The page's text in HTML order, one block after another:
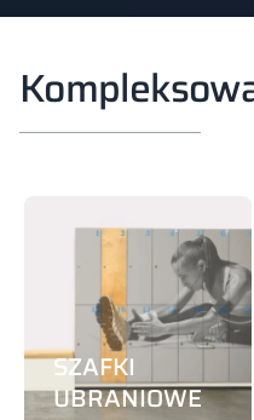
SZAFKI
UBRANIOWE